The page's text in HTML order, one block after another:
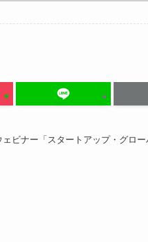
ビナー「スタートアップ・グロー